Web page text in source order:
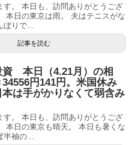
す。 本日も、訪問ありがとうござ
本日の東京は雨。 夫はテニスがな
ぼりで...
記事を読む
資 本日（4.21月）の相
円141円。米国休み
は手がかりなくて弱含み
す。 本日も、訪問ありがとうござ
本日の東京も晴天。 本日も暑くな
半袖の...